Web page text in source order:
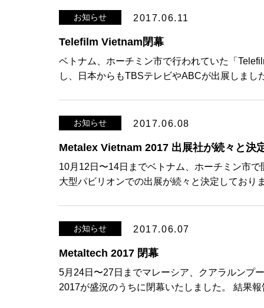
お知らせ 2017.06.11
Telefilm Vietnam閉幕
ベトナム、ホーチミン市で行われていた「
し、日本からもTBSテレビやABCが出展しま
お知らせ 2017.06.08
Metalex Vietnam 2017 出展社が続々と決
10月12日〜14日までベトナム、ホーチミン市
大型パビリオンでの出展が続々と決定してお
お知らせ 2017.06.07
Metaltech 2017 閉幕
5月24日〜27日までマレーシア、クアラルンプ
2017が盛況のうちに閉幕いたしました。 結果